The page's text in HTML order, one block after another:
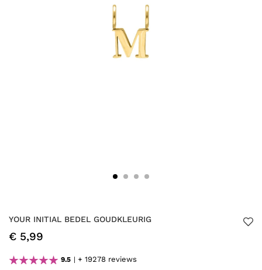
YOUR INITIAL BEDEL GOUDKLEURIG
9.5 + 19278 reviews
€ 5,99